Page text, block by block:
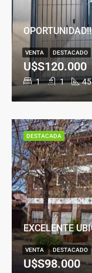
1 1 45
U$S120.000
VENTA DESTACADO
U$S98.000
VENTA DESTACADO
DESTACADA